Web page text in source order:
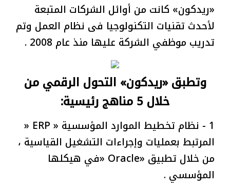
«ريدكون» كانت من أوائل الشركات المتبعة
لأحدث تقنيات التكنولوجيا فى نظام العمل وتم
تدريب موظفي الشركة عليها منذ عام 2008 .
وتطبق «ريدكون» التحول الرقمي من
خلال 5 مناهج رئيسية:
1 - نظام تخطيط الموارد المؤسسية « ERP «
المرتبط بعمليات وإجراءات التشغيل القياسية ،
من خلال تطبيق «Oracle «في هيكلها
المؤسسي .